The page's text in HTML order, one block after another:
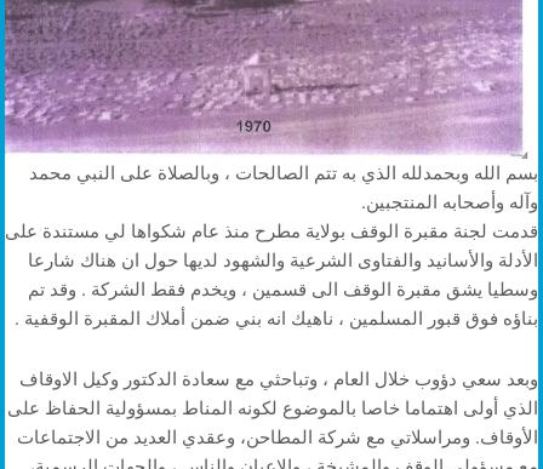
بسم الله وبحمدلله الذي به تتم الصالحات ، وبالصلاة على النبي محمد
وآله وأصحابه المنتجبين.
قدمت لجنة مقبرة الوقف بولاية مطرح منذ عام شكواها لي مستندة على
الأدلة والأسانيد والفتاوى الشرعية والشهود لديها حول ان هناك شارعا
وسطيا يشق مقبرة الوقف الى قسمين ، ويخدم فقط الشركة . وقد تم
بناؤه فوق قبور المسلمين ، ناهيك انه بني ضمن أملاك المقبرة الوقفية .
وبعد سعي دؤوب خلال العام ، وتباحثي مع سعادة الدكتور وكيل الاوقاف
الذي أولى اهتماما خاصا بالموضوع لكونه المناط بمسؤولية الحفاظ على
الأوقاف. ومراسلاتي مع شركة المطاحن، وعقدي العديد من الاجتماعات